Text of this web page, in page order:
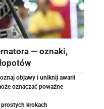
— oznaki,
objawy i uniknij awarii
oznaczać poważne
krokach